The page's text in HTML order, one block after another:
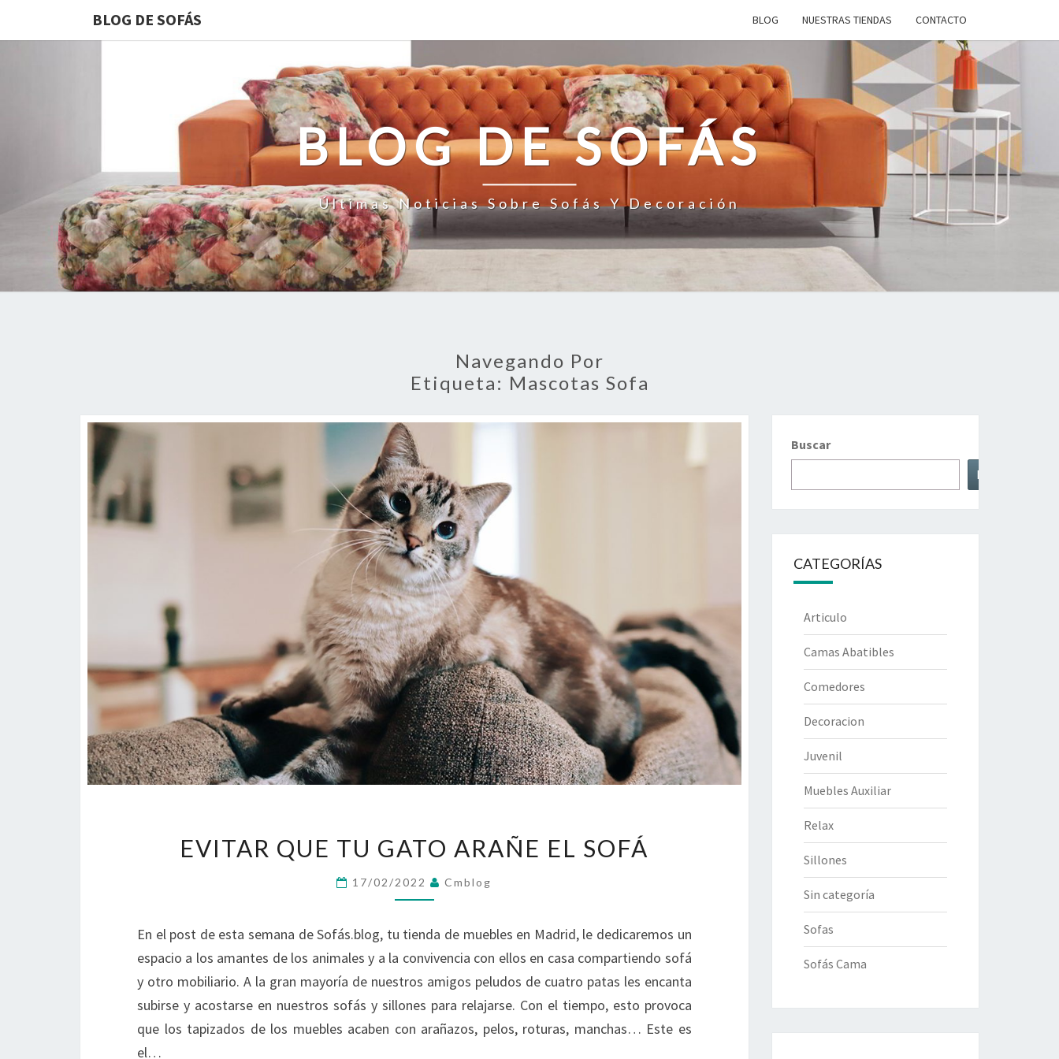
BLOG DE SOFÁS BLOG NUESTRAS TIENDAS CONTACTO
BLOG DE SOFÁS
Últimas Noticias Sobre Sofás Y Decoración
Navegando Por
Etiqueta: Mascotas Sofa
QUE
TU
GATO
EVITAR QUE TU GATO ARAÑE EL SOFÁ
17/02/2022 Cmblog
En el post de esta semana de Sofás.blog, tu tienda de muebles en Madrid, le dedicaremos un
espacio a los amantes de los animales y a la convivencia con ellos en casa compartiendo sofá
y otro mobiliario. A la gran mayoría de nuestros amigos peludos de cuatro patas les encanta
subirse y acostarse en nuestros sofás y sillones para relajarse. Con el tiempo, esto provoca
que los tapizados de los muebles acaben con arañazos, pelos, roturas, manchas… Este es
el…
Buscar
Buscar
CATEGORÍAS
Articulo
Camas Abatibles
Comedores
Decoracion
Juvenil
Muebles Auxiliar
Relax
Sillones
Sin categoría
Sofas
Sofás Cama